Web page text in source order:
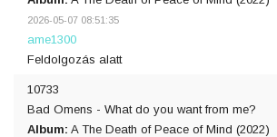
2026-05-07 08:51:35
ame1300
Feldolgozás alatt
10733
Bad Omens - What do you want from me?
Album: A The Death of Peace of Mind (2022)